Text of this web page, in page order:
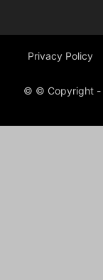
Privacy Policy
© © Copyright -